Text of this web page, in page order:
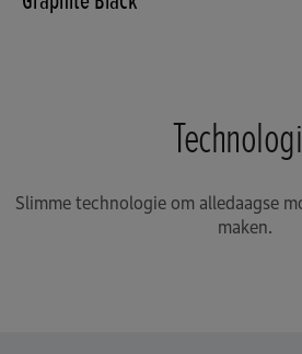
Slimme technologie om alledaagse
maken.